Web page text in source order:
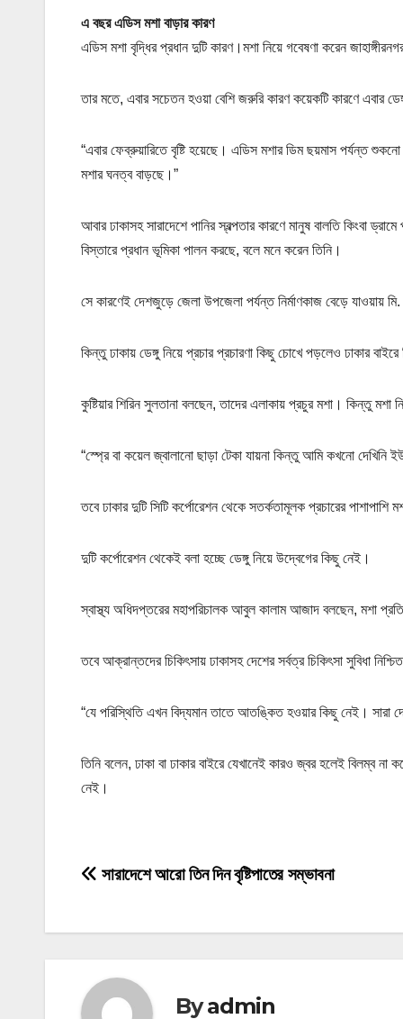
এ বছর এডিস মশা বাড়ার কারণ
এডিস মশা বৃদ্ধির প্রধান দুটি কারণ।মশা নিয়ে গবেষণা করেন
তার মতে, এবার সচেতন হওয়া বেশি জরুরি কারণ কয়েকটি কারণে এবার
“এবার ফেব্রুয়ারিতে বৃষ্টি হয়েছে। এডিস মশার ডিম ছয়মাস পর্যন্ত
মশার ঘনত্ব বাড়ছে।”
আবার ঢাকাসহ সারাদেশে পানির স্বল্পতার কারণে মানুষ বালতি কিংবা
বিস্তারে প্রধান ভূমিকা পালন করছে, বলে মনে করেন তিনি।
সে কারণেই দেশজুড়ে জেলা উপজেলা পর্যন্ত নির্মাণকাজ বেড়ে যাওয়ায়
কিন্তু ঢাকায় ডেঙ্গু নিয়ে প্রচার প্রচারণা কিছু চোখে পড়লেও ঢাকার
কুষ্টিয়ার শিরিন সুলতানা বলছেন, তাদের এলাকায় প্রচুর মশা। কিন্তু মশা
“স্প্রে বা কয়েল জ্বালানো ছাড়া টেকা যায়না কিন্তু আমি কখনো
তবে ঢাকার দুটি সিটি কর্পোরেশন থেকে সতর্কতামূলক প্রচারের পাশাপাশি
দুটি কর্পোরেশন থেকেই বলা হচ্ছে ডেঙ্গু নিয়ে উদ্বেগের কিছু নেই।
স্বাস্থ্য অধিদপ্তরের মহাপরিচালক আবুল কালাম আজাদ বলছেন, মশা
তবে আক্রান্তদের চিকিৎসায় ঢাকাসহ দেশের সর্বত্র চিকিৎসা সুবিধা
“যে পরিস্থিতি এখন বিদ্যমান তাতে আতঙ্কিত হওয়ার কিছু নেই। সারা
তিনি বলেন, ঢাকা বা ঢাকার বাইরে যেখানেই কারও জ্বর হলেই বিলম্ব
নেই।
P
t
সারাদেশে আরো তিন দিন বৃষ্টিপাতের সম্ভাবনা
Byadmin